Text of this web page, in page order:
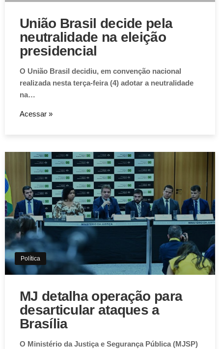
União Brasil decide pela
neutralidade na eleição
presidencial
O União Brasil decidiu, em convenção nacional
realizada nesta terça-feira (4) adotar a neutralidade
na…
Acessar »
Política
MJ detalha operação para
desarticular ataques a
Brasília
O Ministério da Justiça e Segurança Pública (MJSP)